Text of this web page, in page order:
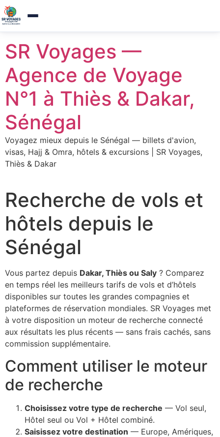
au
contenu
SR Voyages —
Agence de Voyage
N°1 à Thiès & Dakar,
Sénégal
Voyagez mieux depuis le Sénégal — billets d'avion,
visas, Hajj & Omra, hôtels & excursions | SR Voyages,
Thiès & Dakar
Recherche de vols et
hôtels depuis le
Sénégal
Vous partez depuis Dakar, Thiès ou Saly ? Comparez
en temps réel les meilleurs tarifs de vols et d’hôtels
disponibles sur toutes les grandes compagnies et
plateformes de réservation mondiales. SR Voyages met
à votre disposition un moteur de recherche connecté
aux résultats les plus récents — sans frais cachés, sans
commission supplémentaire.
Comment utiliser le moteur
de recherche
Choisissez votre type de recherche — Vol seul,
Hôtel seul ou Vol + Hôtel combiné.
Saisissez votre destination — Europe, Amériques,